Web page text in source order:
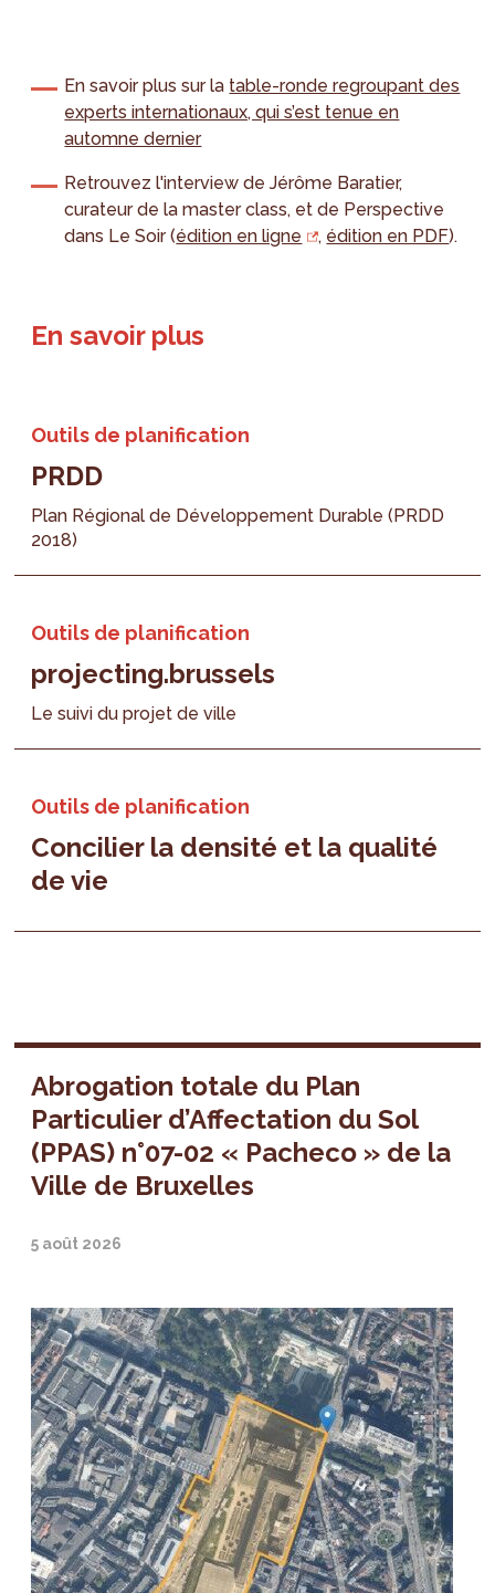
En savoir plus sur la table-ronde regroupant des
experts internationaux, qui s’est tenue en
automne dernier
Retrouvez l'interview de Jérôme Baratier,
curateur de la master class, et de Perspective
dans Le Soir (édition en ligne , édition en PDF).
En savoir plus
Outils de planification
PRDD
Plan Régional de Développement Durable (PRDD
2018)
Outils de planification
projecting.brussels
Le suivi du projet de ville
Outils de planification
Concilier la densité et la qualité
de vie
Abrogation totale du Plan
Particulier d’Affectation du Sol
(PPAS) n°07-02 « Pacheco » de la
Ville de Bruxelles
5 août 2026